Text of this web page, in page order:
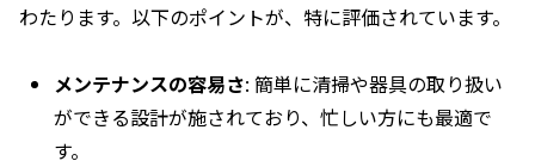
わたります。以下のポイントが、特に評価されています。
メンテナンスの容易さ: 簡単に清掃や器具の取り扱い
ができる設計が施されており、忙しい方にも最適で
す。